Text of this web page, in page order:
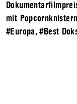
mit
#Europa,#Best